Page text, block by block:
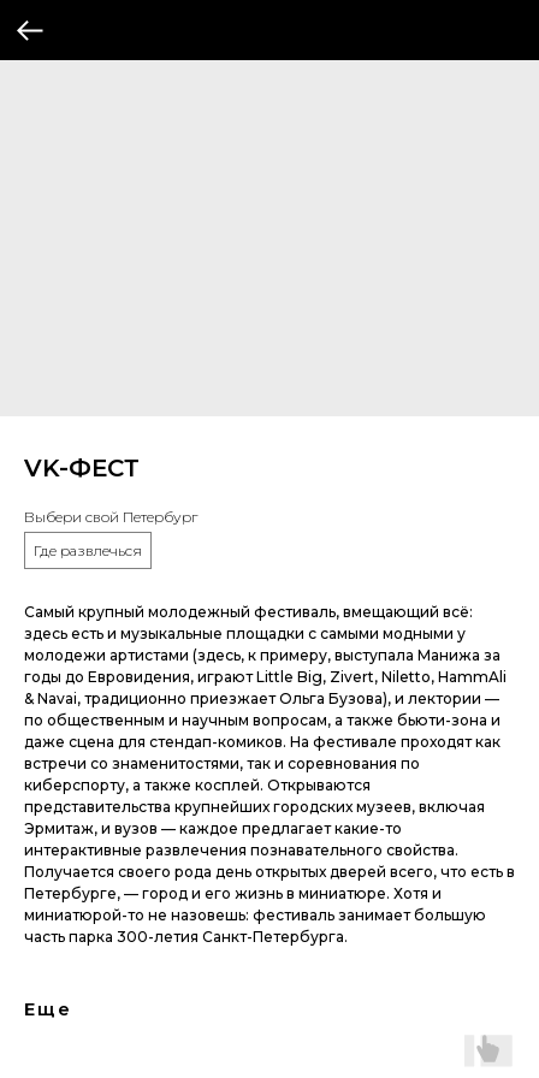
VK-ФЕСТ
Выбери свой Петербург
Где развлечься
Самый крупный молодежный фестиваль, вмещающий всё:
здесь есть и музыкальные площадки с самыми модными у
молодежи артистами (здесь, к примеру, выступала Манижа за
годы до Евровидения, играют Little Big, Zivert, Niletto, HammAli
& Navai, традиционно приезжает Ольга Бузова), и лектории —
по общественным и научным вопросам, а также бьюти-зона и
даже сцена для стендап-комиков. На фестивале проходят как
встречи со знаменитостями, так и соревнования по
киберспорту, а также косплей. Открываются
представительства крупнейших городских музеев, включая
Эрмитаж, и вузов — каждое предлагает какие-то
интерактивные развлечения познавательного свойства.
Получается своего рода день открытых дверей всего, что есть в
Петербурге, — город и его жизнь в миниатюре. Хотя и
миниатюрой-то не назовешь: фестиваль занимает большую
часть парка 300-летия Санкт-Петербурга.
Еще